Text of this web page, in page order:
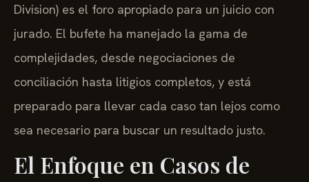
Division) es el foro apropiado para un juicio con
jurado. El bufete ha manejado la gama de
complejidades, desde negociaciones de
conciliación hasta litigios completos, y está
preparado para llevar cada caso tan lejos como
sea necesario para buscar un resultado justo.
El Enfoque en Casos de